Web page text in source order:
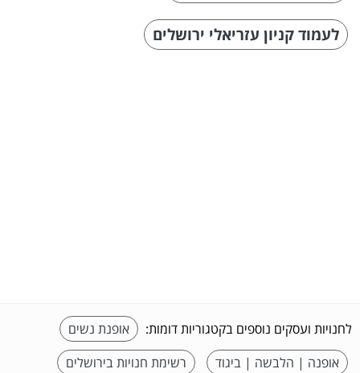
לעמוד קניון עזריאלי ירושלים
לחנויות ועסקים נוספים בקטגוריות דומות:
אופנת נשים
אופנה | הלבשה | ביגוד
רשימת חנויות בירושלים